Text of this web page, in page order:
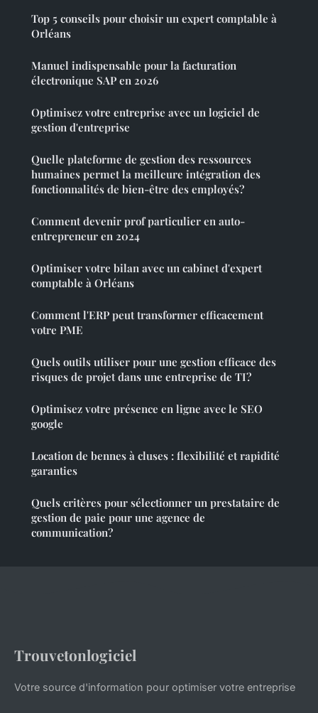
Top 5 conseils pour choisir un expert comptable à
Orléans
Manuel indispensable pour la facturation
électronique SAP en 2026
Optimisez votre entreprise avec un logiciel de
gestion d'entreprise
Quelle plateforme de gestion des ressources
humaines permet la meilleure intégration des
fonctionnalités de bien-être des employés?
Comment devenir prof particulier en auto-
entrepreneur en 2024
Optimiser votre bilan avec un cabinet d'expert
comptable à Orléans
Comment l'ERP peut transformer efficacement
votre PME
Quels outils utiliser pour une gestion efficace des
risques de projet dans une entreprise de TI?
Optimisez votre présence en ligne avec le SEO
google
Location de bennes à cluses : flexibilité et rapidité
garanties
Quels critères pour sélectionner un prestataire de
gestion de paie pour une agence de
communication?
Trouvetonlogiciel
Votre source d'information pour optimiser votre entreprise